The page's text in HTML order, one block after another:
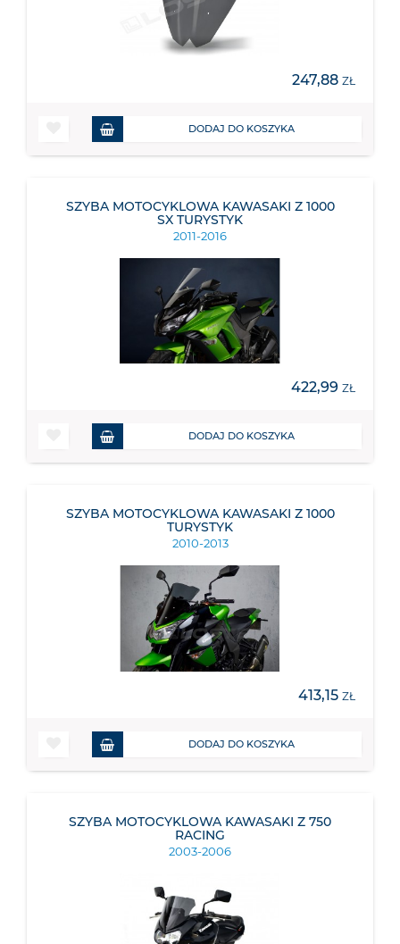
247,88 ZŁ
DODAJ DO KOSZYKA
SZYBA MOTOCYKLOWA KAWASAKI Z 1000
SX TURYSTYK
2011-2016
422,99 ZŁ
DODAJ DO KOSZYKA
SZYBA MOTOCYKLOWA KAWASAKI Z 1000
TURYSTYK
2010-2013
413,15 ZŁ
DODAJ DO KOSZYKA
SZYBA MOTOCYKLOWA KAWASAKI Z 750
RACING
2003-2006